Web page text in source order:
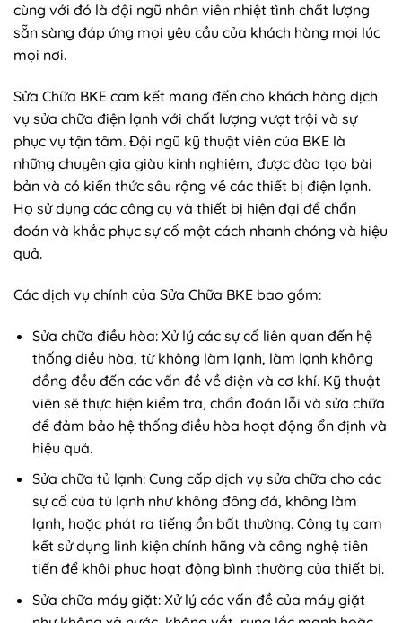
cùng với đó là đội ngũ nhân viên nhiệt tình chất lượng
sẵn sàng đáp ứng mọi yêu cầu của khách hàng mọi lúc
mọi nơi.
Sửa Chữa BKE cam kết mang đến cho khách hàng dịch
vụ sửa chữa điện lạnh với chất lượng vượt trội và sự
phục vụ tận tâm. Đội ngũ kỹ thuật viên của BKE là
những chuyên gia giàu kinh nghiệm, được đào tạo bài
bản và có kiến thức sâu rộng về các thiết bị điện lạnh.
Họ sử dụng các công cụ và thiết bị hiện đại để chẩn
đoán và khắc phục sự cố một cách nhanh chóng và hiệu
quả.
Các dịch vụ chính của Sửa Chữa BKE bao gồm:
Sửa chữa điều hòa: Xử lý các sự cố liên quan đến hệ
thống điều hòa, từ không làm lạnh, làm lạnh không
đồng đều đến các vấn đề về điện và cơ khí. Kỹ thuật
viên sẽ thực hiện kiểm tra, chẩn đoán lỗi và sửa chữa
để đảm bảo hệ thống điều hòa hoạt động ổn định và
hiệu quả.
Sửa chữa tủ lạnh: Cung cấp dịch vụ sửa chữa cho các
sự cố của tủ lạnh như không đông đá, không làm
lạnh, hoặc phát ra tiếng ồn bất thường. Công ty cam
kết sử dụng linh kiện chính hãng và công nghệ tiên
tiến để khôi phục hoạt động bình thường của thiết bị.
Sửa chữa máy giặt: Xử lý các vấn đề của máy giặt